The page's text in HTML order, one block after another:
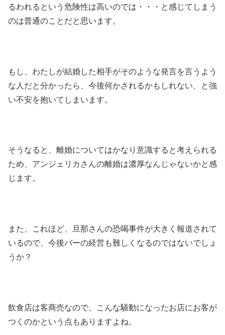
るわれるという危険性は高いのでは・・・と感じてしまう
のは普通のことだと思います。
もし、わたしが結婚した相手がそのような発言を言うよう
な人だと分かったら、今後何かされるかもしれない、と強
い不安を抱いてしまいます。
そうなると、離婚についてはかなり意識すると考えられる
ため、アンジェリカさんの離婚は濃厚なんじゃないかと感
じます。
また、これほど、旦那さんの恐喝事件が大きく報道されて
いるので、今後バーの経営も難しくなるのではないでしょ
うか？
飲食店は客商売なので、こんな騒動になったお店にお客が
つくのかという点もありますよね。